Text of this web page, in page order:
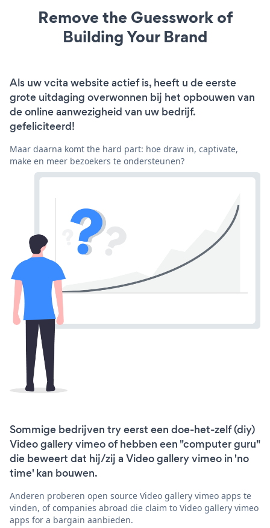
Remove the Guesswork of
Building Your Brand
Als uw vcita website actief is, heeft u de eerste
grote uitdaging overwonnen bij het opbouwen van
de online aanwezigheid van uw bedrijf.
gefeliciteerd!
Maar daarna komt the hard part: hoe draw in, captivate,
make en meer bezoekers te ondersteunen?
Sommige bedrijven try eerst een doe-het-zelf (diy)
Video gallery vimeo of hebben een "computer guru"
die beweert dat hij/zij a Video gallery vimeo in 'no
time' kan bouwen.
Anderen proberen open source Video gallery vimeo apps te
vinden, of companies abroad die claim to Video gallery vimeo
apps for a bargain aanbieden.